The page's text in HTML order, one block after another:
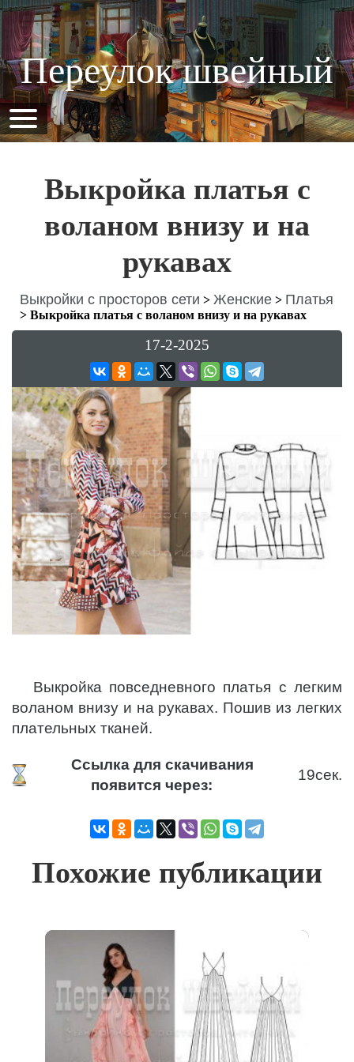
Переулок швейный
Выкройка платья с
воланом внизу и на
рукавах
Выкройки с просторов сети > Женские > Платья
> Выкройка платья с воланом внизу и на рукавах
17-2-2025
Выкройка повседневного платья с легким
воланом внизу и на рукавах. Пошив из легких
плательных тканей.
Ссылка для скачивания
появится через:
19сек.
Похожие публикации